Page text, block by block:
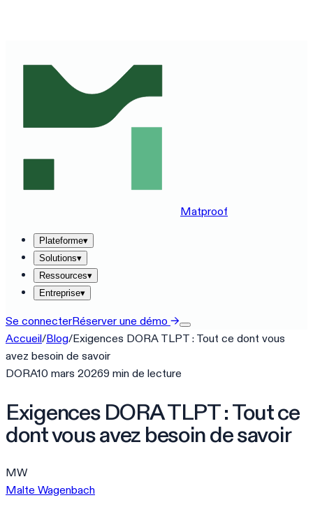
Matproof
Plateforme▾
Solutions▾
Ressources▾
Entreprise▾
Se connecterRéserver une démo →
Accueil/Blog/Exigences DORA TLPT : Tout ce dont vous
avez besoin de savoir
DORA10 mars 20269 min de lecture
Exigences DORA TLPT : Tout ce
dont vous avez besoin de savoir
MW
Malte Wagenbach